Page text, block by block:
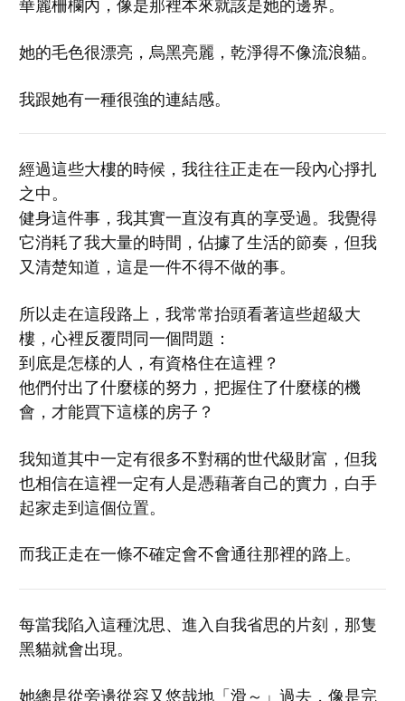
華麗柵欄內，像是那裡本來就該是她的邊界。
她的毛色很漂亮，烏黑亮麗，乾淨得不像流浪貓。
我跟她有一種很強的連結感。
經過這些大樓的時候，我往往正走在一段內心掙扎
之中。
健身這件事，我其實一直沒有真的享受過。我覺得
它消耗了我大量的時間，佔據了生活的節奏，但我
又清楚知道，這是一件不得不做的事。
所以走在這段路上，我常常抬頭看著這些超級大
樓，心裡反覆問同一個問題：
到底是怎樣的人，有資格住在這裡？
他們付出了什麼樣的努力，把握住了什麼樣的機
會，才能買下這樣的房子？
我知道其中一定有很多不對稱的世代級財富，但我
也相信在這裡一定有人是憑藉著自己的實力，白手
起家走到這個位置。
而我正走在一條不確定會不會通往那裡的路上。
每當我陷入這種沈思、進入自我省思的片刻，那隻
黑貓就會出現。
她總是從旁邊從容又悠哉地「滑～」過去，像是完